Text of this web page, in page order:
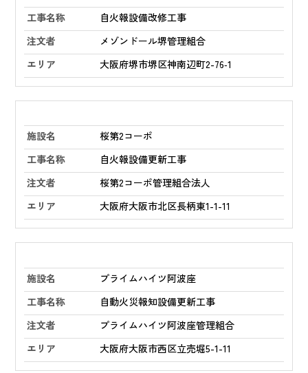
自火報設備改修工事
メゾンドール堺管理組合
大阪府堺市堺区神南辺町2-76‑1
桜第2コーポ
自火報設備更新工事
桜第2コーポ管理組合法人
大阪府大阪市北区長柄東1-1-11
プライムハイツ阿波座
自動火災報知設備更新工事
プライムハイツ阿波座管理組合
大阪府大阪市西区立売堀5-1-11